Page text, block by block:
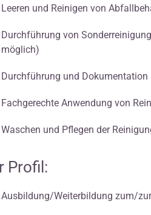
Leeren und Reinigen von
Durchführung von
möglich)
Durchführung und
Fachgerechte Anwendung von
Waschen und Pflegen der
Profil:
Ausbildung/Weiterbildung zum/